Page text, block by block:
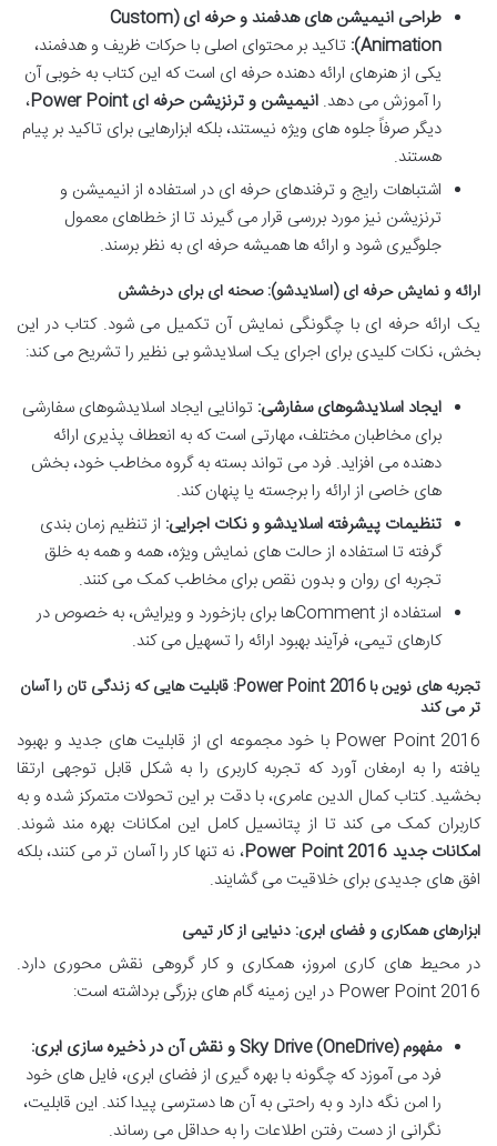
طراحی انیمیشن های هدفمند و حرفه ای (Custom
Animation): تاکید بر محتوای اصلی با حرکات ظریف و هدفمند،
یکی از هنرهای ارائه دهنده حرفه ای است که این کتاب به خوبی آن
را آموزش می دهد. انیمیشن و ترنزیشن حرفه ای Power Point
،
دیگر صرفاً جلوه های ویژه نیستند، بلکه ابزارهایی برای تاکید بر پیام
هستند.
اشتباهات رایج و ترفندهای حرفه ای در استفاده از انیمیشن و
ترنزیشن نیز مورد بررسی قرار می گیرند تا از خطاهای معمول
جلوگیری شود و ارائه ها همیشه حرفه ای به نظر برسند.
ارائه و نمایش حرفه ای (اسلایدشو): صحنه ای برای درخشش
یک ارائه حرفه ای با چگونگی نمایش آن تکمیل می شود. کتاب در این
بخش، نکات کلیدی برای اجرای یک اسلایدشو بی نظیر را تشریح می کند:
ایجاد اسلایدشوهای سفارشی: توانایی ایجاد اسلایدشوهای سفارشی
برای مخاطبان مختلف، مهارتی است که به انعطاف پذیری ارائه
دهنده می افزاید. فرد می تواند بسته به گروه مخاطب خود، بخش
های خاصی از ارائه را برجسته یا پنهان کند.
تنظیمات پیشرفته اسلایدشو و نکات اجرایی: از تنظیم زمان بندی
گرفته تا استفاده از حالت های نمایش ویژه، همه و همه به خلق
تجربه ای روان و بدون نقص برای مخاطب کمک می کنند.
استفاده ازCommentها برای بازخورد و ویرایش، به خصوص در
کارهای تیمی، فرآیند بهبود ارائه را تسهیل می کند.
تجربه های نوین با Power Point 2016: قابلیت هایی که زندگی تان را آسان
تر می کند
Power Point 2016 با خود مجموعه ای از قابلیت های جدید و بهبود
یافته را به ارمغان آورد که تجربه کاربری را به شکل قابل توجهی ارتقا
بخشید. کتاب کمال الدین عامری، با دقت بر این تحولات متمرکز شده و به
کاربران کمک می کند تا از پتانسیل کامل این امکانات بهره مند شوند.
امکانات جدید Power Point 2016
، نه تنها کار را آسان تر می کنند، بلکه
افق های جدیدی برای خلاقیت می گشایند.
ابزارهای همکاری و فضای ابری: دنیایی از کار تیمی
در محیط های کاری امروز، همکاری و کار گروهی نقش محوری دارد.
Power Point 2016 در این زمینه گام های بزرگی برداشته است:
مفهوم Sky Drive (OneDrive) و نقش آن در ذخیره سازی ابری:
فرد می آموزد که چگونه با بهره گیری از فضای ابری، فایل های خود
را امن نگه دارد و به راحتی به آن ها دسترسی پیدا کند. این قابلیت،
نگرانی از دست رفتن اطلاعات را به حداقل می رساند.